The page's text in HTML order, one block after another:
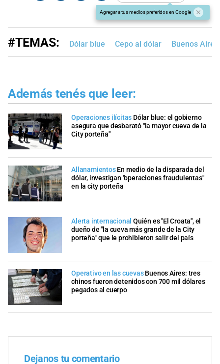
Agregar a tus medios preferidos en Google
#TEMAS: Dólar blue Cepo al dólar Buenos Aires
Además tenés que leer:
Operaciones ilícitas Dólar blue: el gobierno
asegura que desbarató "la mayor cueva de la
City porteña"
Allanamientos En medio de la disparada del
dólar, investigan "operaciones fraudulentas"
en la city porteña
Alerta internacional Quién es "El Croata", el
dueño de "la cueva más grande de la City
porteña" que le prohibieron salir del país
Operativo en las cuevas Buenos Aires: tres
chinos fueron detenidos con 700 mil dólares
pegados al cuerpo
Dejanos tu comentario